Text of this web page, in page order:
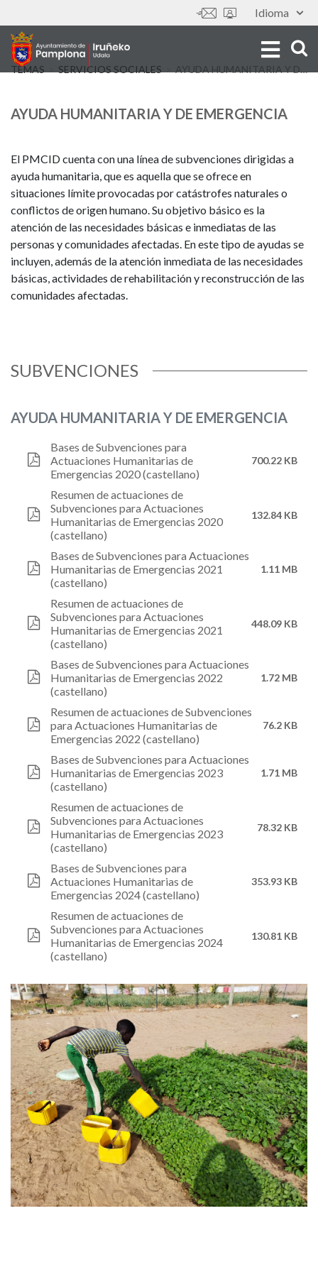
al
contenido
principal
Idioma
Tools
TEMAS SERVICIOS SOCIALES
AYUDA HUMANITARIA Y DE EMERGENCIA
El PMCID cuenta con una línea de subvenciones dirigidas a
ayuda humanitaria, que es aquella que se ofrece en
situaciones límite provocadas por catástrofes naturales o
conflictos de origen humano. Su objetivo básico es la
atención de las necesidades básicas e inmediatas de las
personas y comunidades afectadas. En este tipo de ayudas se
incluyen, además de la atención inmediata de las necesidades
básicas, actividades de rehabilitación y reconstrucción de las
comunidades afectadas.
SUBVENCIONES
AYUDA HUMANITARIA Y DE EMERGENCIA
Bases de Subvenciones para
Actuaciones Humanitarias de
Emergencias 2020 (castellano)
700.22 KB
Resumen de actuaciones de
Subvenciones para Actuaciones
Humanitarias de Emergencias 2020
(castellano)
132.84 KB
Bases de Subvenciones para Actuaciones
Humanitarias de Emergencias 2021
(castellano)
1.11 MB
Resumen de actuaciones de
Subvenciones para Actuaciones
Humanitarias de Emergencias 2021
(castellano)
448.09 KB
Bases de Subvenciones para Actuaciones
Humanitarias de Emergencias 2022
(castellano)
1.72 MB
Resumen de actuaciones de Subvenciones
para Actuaciones Humanitarias de
Emergencias 2022 (castellano)
76.2 KB
Bases de Subvenciones para Actuaciones
Humanitarias de Emergencias 2023
(castellano)
1.71 MB
Resumen de actuaciones de
Subvenciones para Actuaciones
Humanitarias de Emergencias 2023
(castellano)
78.32 KB
Bases de Subvenciones para
Actuaciones Humanitarias de
Emergencias 2024 (castellano)
353.93 KB
Resumen de actuaciones de
Subvenciones para Actuaciones
Humanitarias de Emergencias 2024
(castellano)
130.81 KB
Imagen